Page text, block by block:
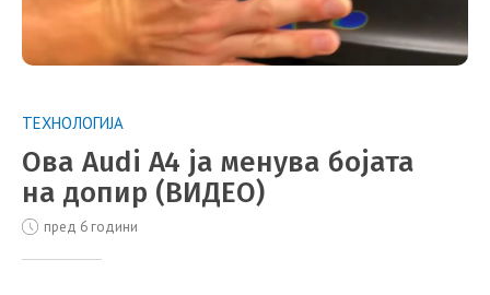
ТЕХНОЛОГИЈА
Ова Audi A4 ја менува бојата
на допир (ВИДЕО)
пред 6 години